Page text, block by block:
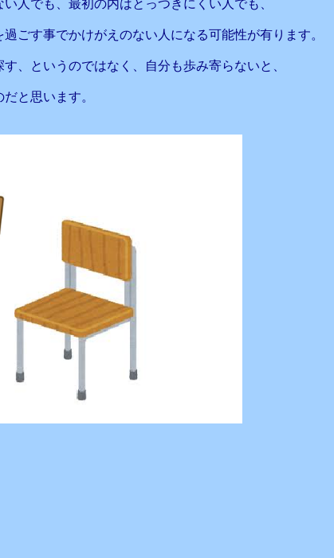
人でも、最初の内はとっつきにくい人でも、
ごす事でかけがえのない人になる可能性が有ります。
、というのではなく、自分も歩み寄らないと、
と思います。